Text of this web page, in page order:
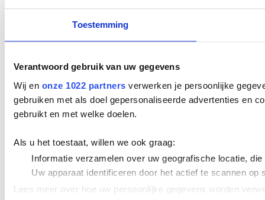
Toestemming
Verantwoord gebruik van uw gegevens
Wij en onze 1022 partners verwerken je persoonlijke
gebruiken met als doel gepersonaliseerde advertenties en
gebruikt en met welke doelen.
Als u het toestaat, willen we ook graag:
Informatie verzamelen over uw geografische locatie,
Uw apparaat identificeren door het actief te scannen op
Lees meer over hoe uw persoonlijke gegevens worden